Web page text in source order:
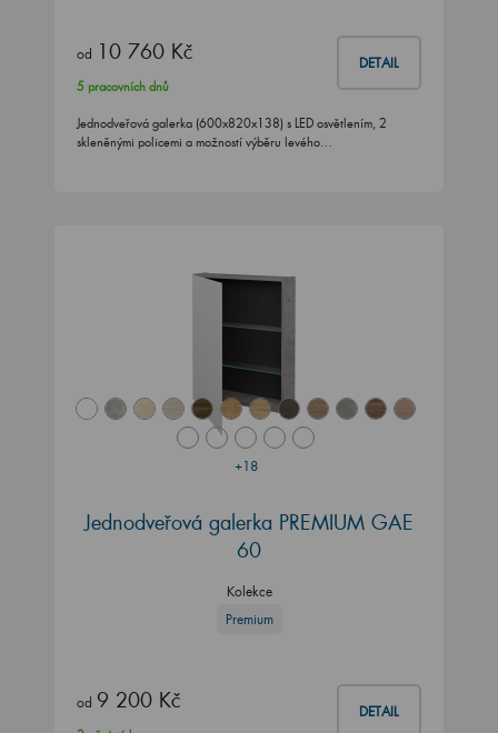
od 10 760 Kč DETAIL
5 pracovních dnů
Jednodveřová galerka (600x820x138) s LED osvětlením, 2
skleněnými policemi a možností výběru levého…
+18
Jednodveřová galerka PREMIUM GAE
60
Kolekce
Premium
od 9 200 Kč DETAIL